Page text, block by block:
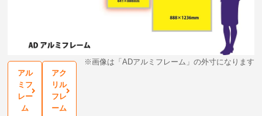
※画像は「ADアルミフレーム」の外寸になります
アル
ミフ
レー
ム
アク
リル
フレ
ーム